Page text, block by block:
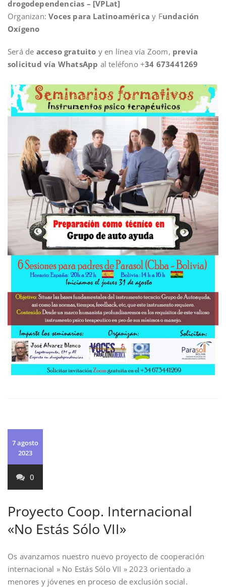
drogodependencias – [VPLat]
Organizan:Voces para Latinoamérica y Fundación
Oxígeno
Será de acceso gratuito y en línea vía Zoom, previa
solicitud vía WhatsApp al teléfono +34 673441269
7 agosto
2023
0
Proyecto Coop. Internacional
«No Estás Sólo VII»
Os avanzamos nuestro nuevo proyecto de cooperación
internacional » No Estás Sólo VII » 2023 orientado a
menores y jóvenes en proceso de exclusión social.